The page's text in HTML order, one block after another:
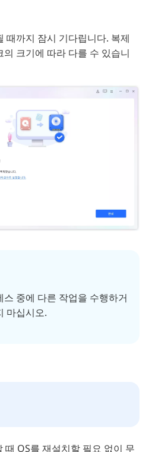
때까지 잠시 기다립니다. 복제
크기에 따라 다를 수 있습니
중에 다른 작업을 수행하거
마십시오.
때 OS를 재설치할 필요 없이 무